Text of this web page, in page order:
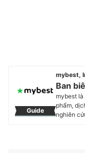
Guide
mybest,
Ban
mybest
phẩm,
nghiên